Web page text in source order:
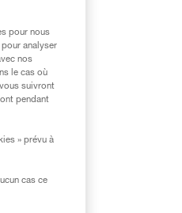
pour nous
analyser
nos
le cas où
suivront
pendant
» prévu à
cas ce